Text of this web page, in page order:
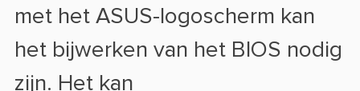
met het ASUS-logoscherm kan
het bijwerken van het BIOS nodig
zijn. Het kan